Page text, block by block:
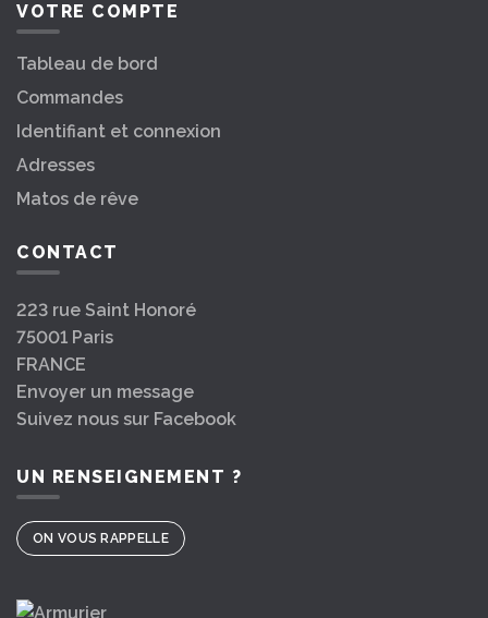
VOTRE COMPTE
Tableau de bord
Commandes
Identifiant et connexion
Adresses
Matos de rêve
CONTACT
223 rue Saint Honoré
75001 Paris
FRANCE
Envoyer un message
Suivez nous sur Facebook
UN RENSEIGNEMENT ?
ON VOUS RAPPELLE